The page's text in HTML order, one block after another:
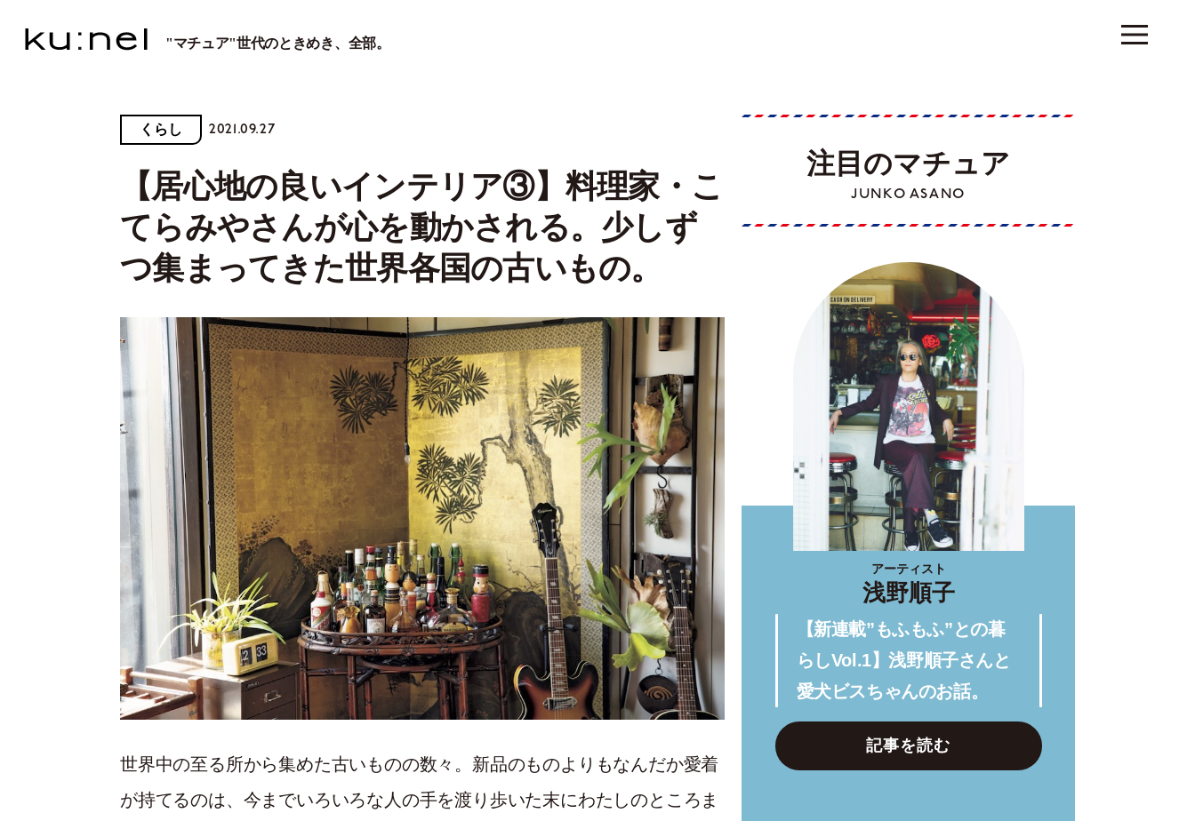
"マチュア"世代のときめき、全部。
くらし 2021.09.27
【居心地の良いインテリア③】料理家・こ
てらみやさんが心を動かされる。少しず
つ集まってきた世界各国の古いもの。
世界中の至る所から集めた古いものの数々。新品のものよりもなんだか愛着
が持てるのは、今までいろいろな人の手を渡り歩いた末にわたしのところま
注目のマチュア
JUNKO ASANO
アーティスト
浅野順子
【新連載”もふもふ”との暮
らしVol.1】浅野順子さんと
愛犬ビスちゃんのお話。
記事を読む